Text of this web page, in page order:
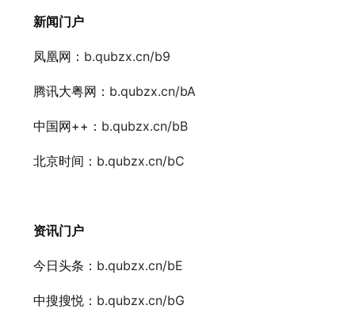
新闻门户
凤凰网： b.qubzx.cn/b9
腾讯大粤网： b.qubzx.cn/bA
中国网++： b.qubzx.cn/bB
北京时间： b.qubzx.cn/bC
资讯门户
今日头条： b.qubzx.cn/bE
中搜搜悦： b.qubzx.cn/bG